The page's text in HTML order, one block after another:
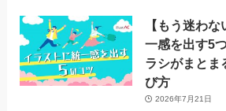
【もう迷わ
一感を出す5
ラシがまとま
び方
2026年7月21日